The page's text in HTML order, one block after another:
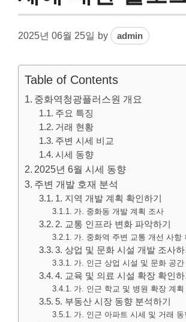
2025년 06월 25일 by admin
Table of Contents
중화역청광플러스원 개요
주요 특징
거래 현황
주변 시세 비교
시세 동향
2025년 6월 시세 동향
주변 개발 호재 분석
1. 지역 개발 계획 확인하기
가. 중화동 개발 계획 조사
2. 교통 인프라 변화 파악하기
가. 중화역 주변 교통 개선 사항
3. 상업 및 문화 시설 개발 조사하
가. 인근 상업 시설 및 문화 공
4. 교육 및 의료 시설 확장 확인하
가. 인근 학교 및 병원 확장 계획
5. 부동산 시장 동향 분석하기
가. 인근 아파트 시세 및 거래 동